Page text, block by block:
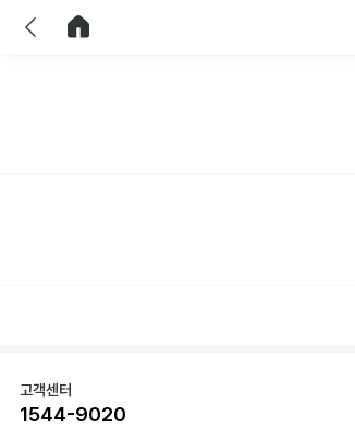
고객센터
1544-9020